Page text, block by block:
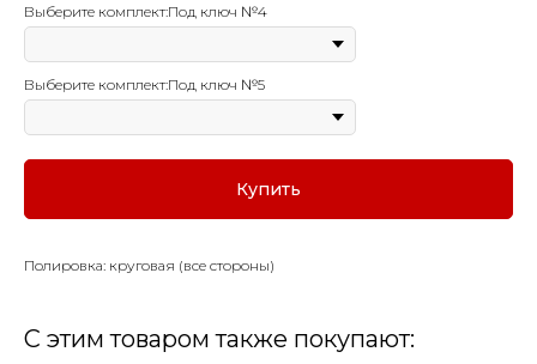
Выберите комплект:Под ключ №4
Выберите комплект:Под ключ №5
Купить
Полировка: круговая (все стороны)
С этим товаром также покупают: